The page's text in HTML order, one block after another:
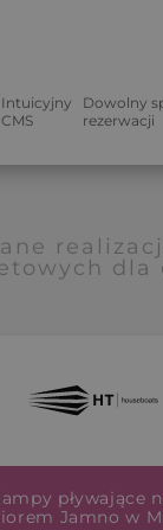
Intuicyjny
CMS
Dowolny
rezerwacji
dla
pływające
Jamno w